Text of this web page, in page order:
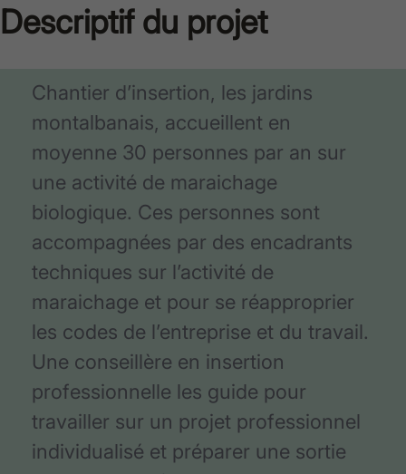
Descriptif du projet
Chantier d’insertion, les jardins
montalbanais, accueillent en
moyenne 30 personnes par an sur
une activité de maraichage
biologique. Ces personnes sont
accompagnées par des encadrants
techniques sur l’activité de
maraichage et pour se réapproprier
les codes de l’entreprise et du travail.
Une conseillère en insertion
professionnelle les guide pour
travailler sur un projet professionnel
individualisé et préparer une sortie